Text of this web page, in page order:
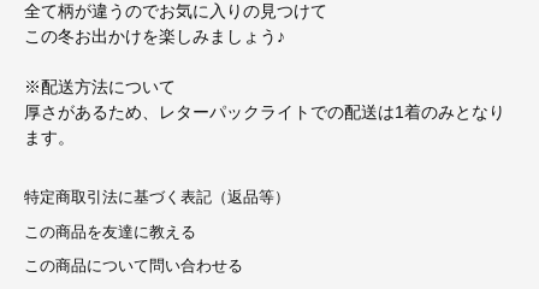
全て柄が違うのでお気に入りの見つけて
この冬お出かけを楽しみましょう♪
※配送方法について
厚さがあるため、レターパックライトでの配送は1着のみとなり
ます。
特定商取引法に基づく表記（返品等）
この商品を友達に教える
この商品について問い合わせる